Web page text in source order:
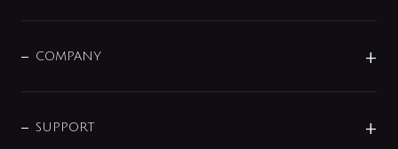
単水栓
分岐
COMPANY
企業理念
SUPPORT